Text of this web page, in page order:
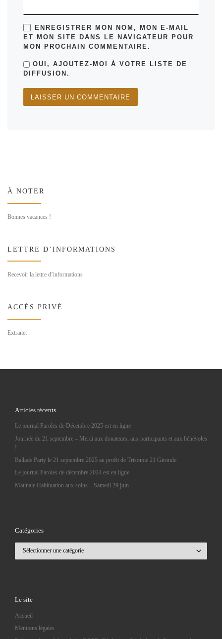
ENREGISTRER MON NOM, MON E-MAIL
ET MON SITE DANS LE NAVIGATEUR POUR
MON PROCHAIN COMMENTAIRE.
OUI, AJOUTEZ-MOI À VOTRE LISTE DE
DIFFUSION.
À NOTER
Bonnes vacances !
LETTRE D’INFORMATIONS
Recevoir la lettre d’informations
ACCÈS PRIVÉ
Extranet
Articles récents
Le journal Paroles de Décembre 2025 est en ligne
Journée du 21 septembre – Merci aux donateurs, aux participants et aux bénévoles
!
Ballade Party le 21 septembre 2025 au profit de Trisomie 21 Gironde
Le journal Paroles de décembre 2024 est en ligne
Matinale Habituation aux soins – Samedi 29 juin
Catégories
Le site
Accueil
Mentions légales